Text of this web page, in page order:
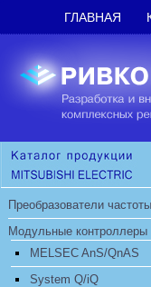
ГЛАВНАЯ
Преобразователи частоты
Модульные контроллеры
MELSEC AnS/QnAS
System Q/iQ